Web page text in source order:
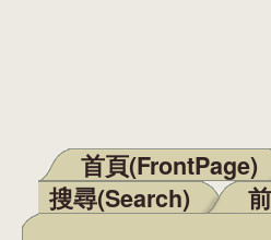
Main menu
首頁(FrontPage)
搜尋(Search)